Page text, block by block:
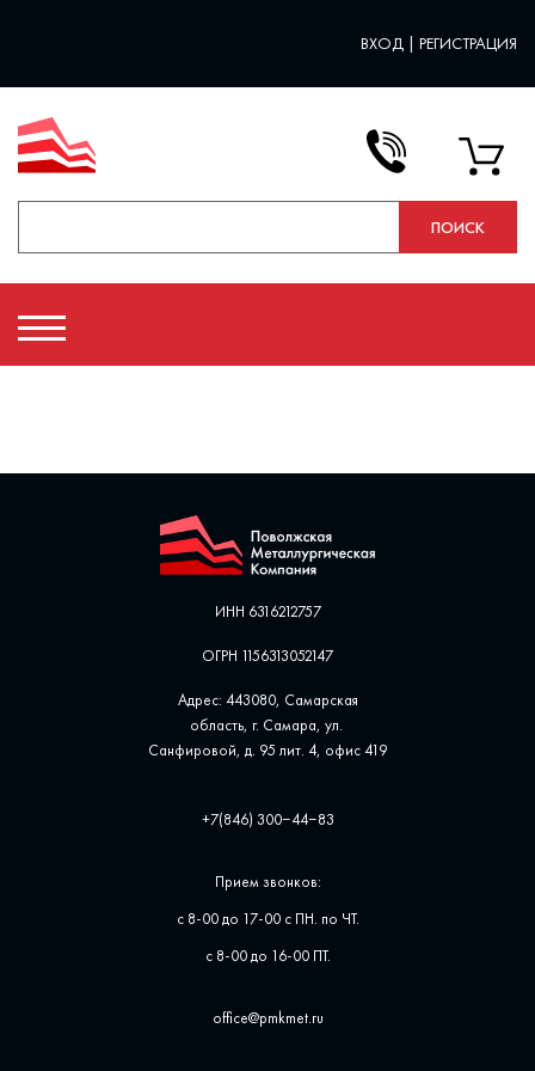
ВХОД | РЕГИСТРАЦИЯ
ИНН 6316212757
ОГРН 1156313052147
Адрес: 443080, Самарская
область, г. Самара, ул. ​
Санфировой, д. 95 лит. 4, офис ​419
+7(846) 300‒44‒83
Прием звонков:
с 8-00 до 17-00 с ПН. по ЧТ.
с 8-00 до 16-00 ПТ.
office@pmkmet.ru